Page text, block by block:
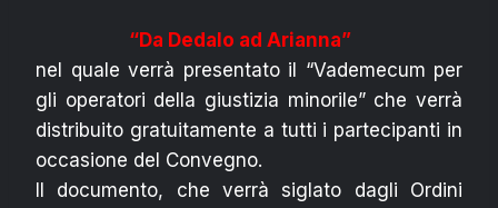
“Da Dedalo ad Arianna”
nel quale verrà presentato il “Vademecum per
gli operatori della giustizia minorile” che verrà
distribuito gratuitamente a tutti i partecipanti in
occasione del Convegno.
Il documento, che verrà siglato dagli Ordini